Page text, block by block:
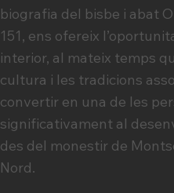
biografia del bisbe i abat
151, ens ofereix
interior, al mateix temps
cultura i les tradicions
convertir en una de les
significativament al
des del monestir de
Nord.